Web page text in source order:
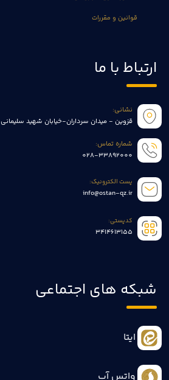
قوانین و مقررات
ارتباط با ما
نشانی:
قزوین - میدان سرداران-خیابان شهید سلیمانی
شماره تماس:
028-33892000
پست الکترونیک:
info@ostan-qz.ir
کدپستی:
3414613155
شبکه های اجتماعی
ایتا
واتس آپ